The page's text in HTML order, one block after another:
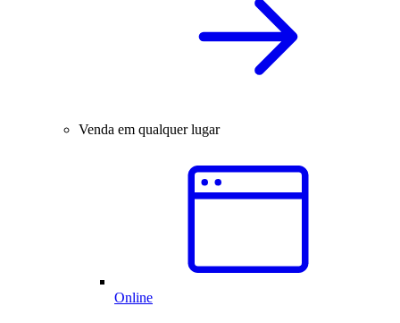
Venda em qualquer lugar
Online